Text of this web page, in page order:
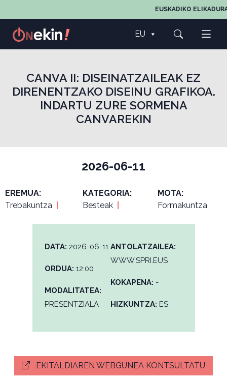
EUSKADIKO
EU
CANVA II: DISEINATZAILEAK EZ
DIRENENTZAKO DISEINU GRAFIKOA.
INDARTU ZURE SORMENA
CANVAREKIN
2026-06-11
EREMUA:
Trebakuntza
KATEGORIA:
Besteak
MOTA:
Formakuntza
DATA: 2026-06-11
ORDUA: 12:00
MODALITATEA:
PRESENTZIALA
ANTOLATZAILEA:
WWW.SPRI.EUS
KOKAPENA: -
HIZKUNTZA: ES
EKITALDIAREN WEBGUNEA KONTSULTATU